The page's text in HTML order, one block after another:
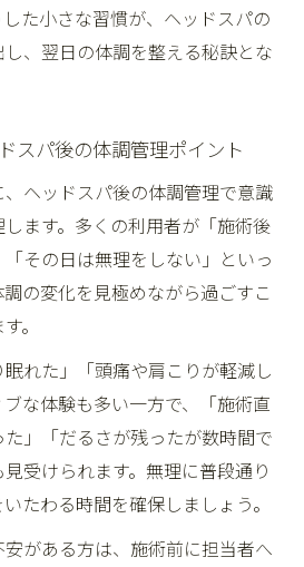
た小さな習慣が、ヘッドスパの
、翌日の体調を整える秘訣とな
スパ後の体調管理ポイント
ヘッドスパ後の体調管理で意識
ます。多くの利用者が「施術後
その日は無理をしない」といっ
の変化を見極めながら過ごすこ
。
れた」「頭痛や肩こりが軽減し
な体験も多い一方で、「施術直
」「だるさが残ったが数時間で
受けられます。無理に普段通り
たわる時間を確保しましょう。
がある方は、施術前に担当者へ